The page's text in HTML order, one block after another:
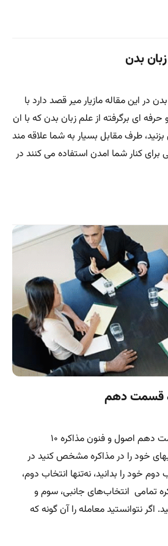
بدن
در این مقاله مازیار میر قصد دارد با
ای برگرفته از علم زبان بدن که با ان
طرف مقابل بسیار به شما علاقه مند
برای کنار شما امدن استفاده می کنند در
قسمت دهم
اصول و فنون مذاکره قسمت دهم اصول و فنون مذاکره ۱۰
خود را در مذاکره مشخص کنید در
خود را بدانید، نه‌تنها انتخاب دوم،
تمامی انتخاب‌های جانبی، سوم و
اگر نتوانستید معامله را آن گونه که